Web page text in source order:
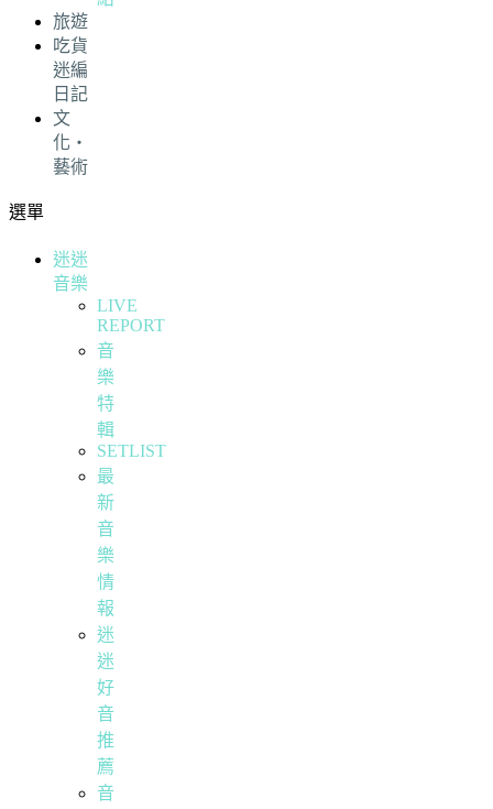
旅遊
吃貨
迷編
日記
文
化・
藝術
選單
迷迷
音樂
LIVE
REPORT
音
樂
特
輯
SETLIST
最
新
音
樂
情
報
迷
迷
好
音
推
薦
音